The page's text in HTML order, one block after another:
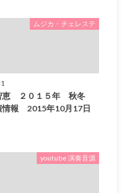
ムジカ・チェレステ
恵 ２０１５年 秋冬
情報 2015年10月17日
youtube 演奏音源